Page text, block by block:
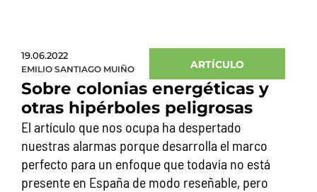
19.06.2022
EMILIO SANTIAGO MUIÑO ARTÍCULO
Sobre colonias energéticas y
otras hipérboles peligrosas
El artículo que nos ocupa ha despertado
nuestras alarmas porque desarrolla el marco
perfecto para un enfoque que todavía no está
presente en España de modo reseñable, pero